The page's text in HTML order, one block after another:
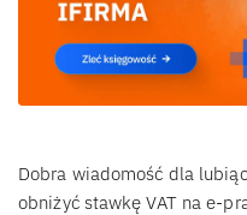
Dobra wiadomość dla
obniżyć stawkę VAT na e-